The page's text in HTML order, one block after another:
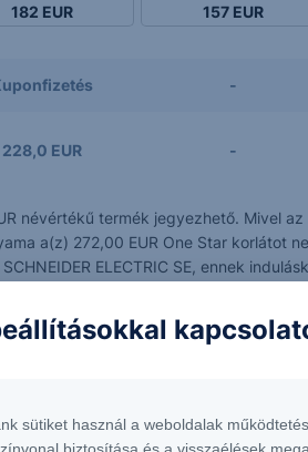
182 EUR 157 EUR
-
228,0 EUR -
névértékű termék jegyezhető. Mivel
a(z) 272,00 EUR One Star
ELECTRIC SE, ennek
pedig 271,4 EUR,
azok kizárólag elméleti
sütiket használ a weboldalak